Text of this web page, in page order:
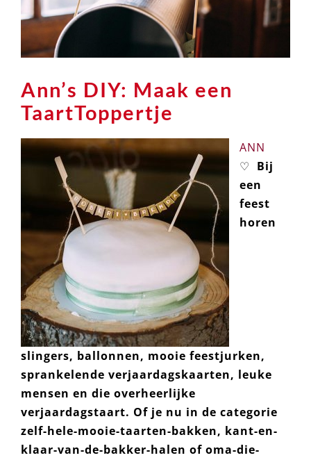
Ann’s DIY: Maak een
TaartToppertje
ANN
♡ Bij
een
feest
horen
slingers, ballonnen, mooie feestjurken,
sprankelende verjaardagskaarten, leuke
mensen en die overheerlijke
verjaardagstaart. Of je nu in de categorie
zelf-hele-mooie-taarten-bakken, kant-en-
klaar-van-de-bakker-halen of oma-die-